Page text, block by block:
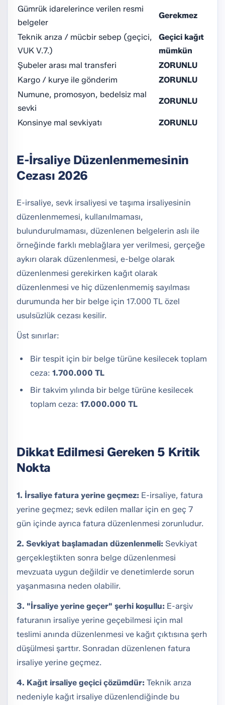
Gümrük idarelerince verilen resmi
belgeler
Gerekmez
Teknik arıza / mücbir sebep (geçici,
VUK V.7.)
Geçici kağıt
mümkün
Şubeler arası mal transferi
ZORUNLU
Kargo / kurye ile gönderim
ZORUNLU
Numune, promosyon, bedelsiz mal
sevki
ZORUNLU
Konsinye mal sevkiyatı ZORUNLU
E-İrsaliye Düzenlenmemesinin
Cezası 2026
E-irsaliye, sevk irsaliyesi ve taşıma irsaliyesinin
düzenlenmemesi, kullanılmaması,
bulundurulmaması, düzenlenen belgelerin aslı ile
örneğinde farklı meblağlara yer verilmesi, gerçeğe
aykırı olarak düzenlenmesi, e-belge olarak
düzenlenmesi gerekirken kağıt olarak
düzenlenmesi ve hiç düzenlenmemiş sayılması
durumunda her bir belge için 17.000 TL özel
usulsüzlük cezası kesilir.
Üst sınırlar:
Bir tespit için bir belge türüne kesilecek toplam
ceza:1.700.000 TL
Bir takvim yılında bir belge türüne kesilecek
toplam ceza:17.000.000 TL
Dikkat Edilmesi Gereken 5 Kritik
Nokta
1. İrsaliye fatura yerine geçmez: E-irsaliye, fatura
yerine geçmez; sevk edilen mallar için en geç 7
gün içinde ayrıca fatura düzenlenmesi zorunludur.
2. Sevkiyat başlamadan düzenlenmeli: Sevkiyat
gerçekleştikten sonra belge düzenlenmesi
mevzuata uygun değildir ve denetimlerde sorun
yaşanmasına neden olabilir.
3. "İrsaliye yerine geçer" şerhi koşullu: E-arşiv
faturanın irsaliye yerine geçebilmesi için mal
teslimi anında düzenlenmesi ve kağıt çıktısına şerh
düşülmesi şarttır. Sonradan düzenlenen fatura
irsaliye yerine geçmez.
4. Kağıt irsaliye geçici çözümdür: Teknik arıza
nedeniyle kağıt irsaliye düzenlendiğinde bu